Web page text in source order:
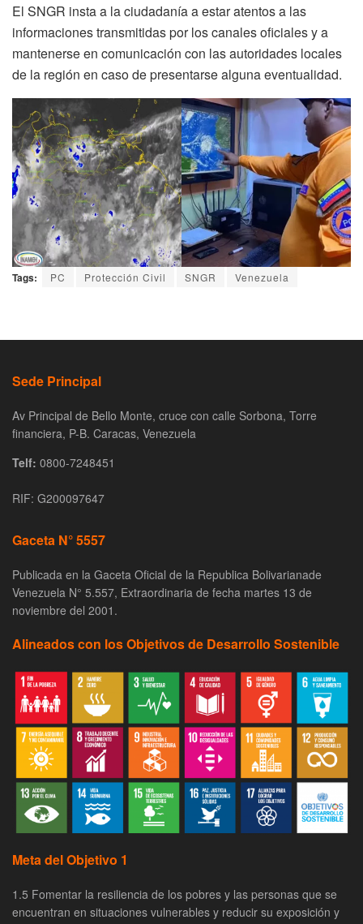
El SNGR insta a la ciudadanía a estar atentos a las
informaciones transmitidas por los canales oficiales y a
mantenerse en comunicación con las autoridades locales
de la región en caso de presentarse alguna eventualidad.
Tags: PC Protección Civil SNGR Venezuela
Sede Principal
Av Principal de Bello Monte, cruce con calle Sorbona, Torre
financiera, P-B. Caracas, Venezuela
Telf: 0800-7248451
RIF: G200097647
Gaceta N° 5557
Publicada en la Gaceta Oficial de la Republica Bolivarianade
Venezuela N° 5.557, Extraordinaria de fecha martes 13 de
noviembre del 2001.
Alineados con los Objetivos de Desarrollo Sostenible
Meta del Objetivo 1
1.5 Fomentar la resiliencia de los pobres y las personas que se
encuentran en situaciones vulnerables y reducir su exposición y